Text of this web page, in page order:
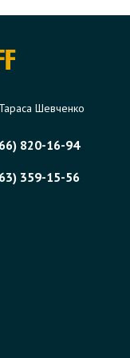
Шевченко
820-16-94
359-15-56